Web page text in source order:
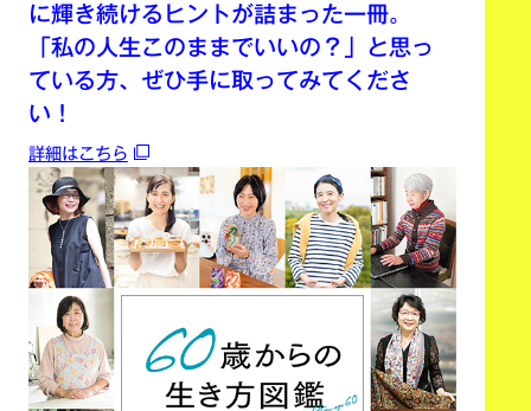
に輝き続けるヒントが詰まった一冊。
「私の人生このままでいいの？」と思っ
ている方、ぜひ手に取ってみてくださ
い！
詳細はこちら